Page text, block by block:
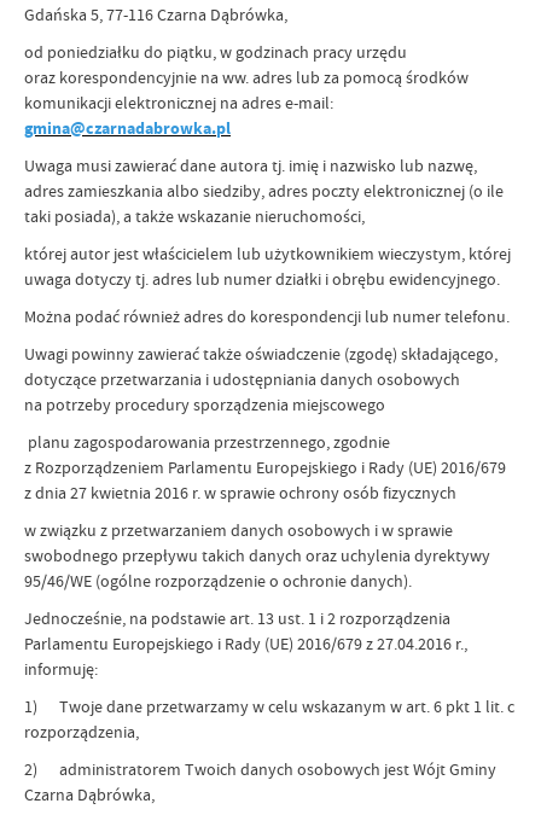
Gdańska 5, 77-116 Czarna Dąbrówka,
od poniedziałku do piątku, w godzinach pracy urzędu
oraz korespondencyjnie na ww. adres lub za pomocą środków
komunikacji elektronicznej na adres e-mail:
gmina@czarnadabrowka.pl
Uwaga musi zawierać dane autora tj. imię i nazwisko lub nazwę,
adres zamieszkania albo siedziby, adres poczty elektronicznej (o ile
taki posiada), a także wskazanie nieruchomości,
której autor jest właścicielem lub użytkownikiem wieczystym, której
uwaga dotyczy tj. adres lub numer działki i obrębu ewidencyjnego.
Można podać również adres do korespondencji lub numer telefonu.
Uwagi powinny zawierać także oświadczenie (zgodę) składającego,
dotyczące przetwarzania i udostępniania danych osobowych
na potrzeby procedury sporządzenia miejscowego
planu zagospodarowania przestrzennego, zgodnie
z Rozporządzeniem Parlamentu Europejskiego i Rady (UE) 2016/679
z dnia 27 kwietnia 2016 r. w sprawie ochrony osób fizycznych
w związku z przetwarzaniem danych osobowych i w sprawie
swobodnego przepływu takich danych oraz uchylenia dyrektywy
95/46/WE (ogólne rozporządzenie o ochronie danych).
Jednocześnie, na podstawie art. 13 ust. 1 i 2 rozporządzenia
Parlamentu Europejskiego i Rady (UE) 2016/679 z 27.04.2016 r.,
informuję:
1) Twoje dane przetwarzamy w celu wskazanym w art. 6 pkt 1 lit. c
rozporządzenia,
2) administratorem Twoich danych osobowych jest Wójt Gminy
Czarna Dąbrówka,